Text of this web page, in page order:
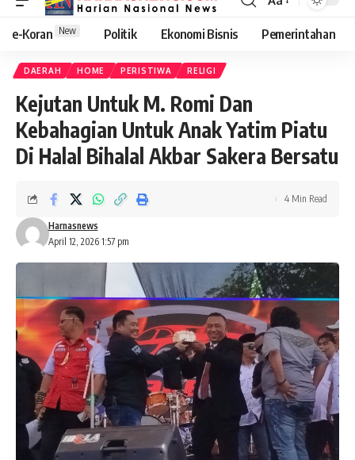
e-Koran New Politik Ekonomi Bisnis Pemerintahan
DAERAH HOME PERISTIWA RELIGI
Kejutan Untuk M. Romi Dan
Kebahagian Untuk Anak Yatim Piatu
Di Halal Bihalal Akbar Sakera Bersatu
April 12, 2026 1:57 pm
Harnasnews
4 Min Read